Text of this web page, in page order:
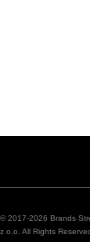
© 2017-2026 Brands
z o.o. All Rights